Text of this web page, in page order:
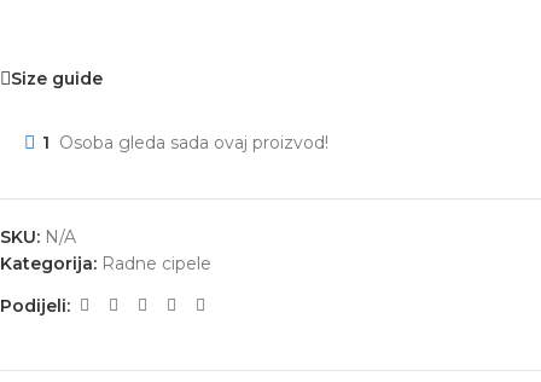
Size guide
1 Osoba gleda sada ovaj proizvod!
SKU: N/A
Kategorija: Radne cipele
Podijeli: